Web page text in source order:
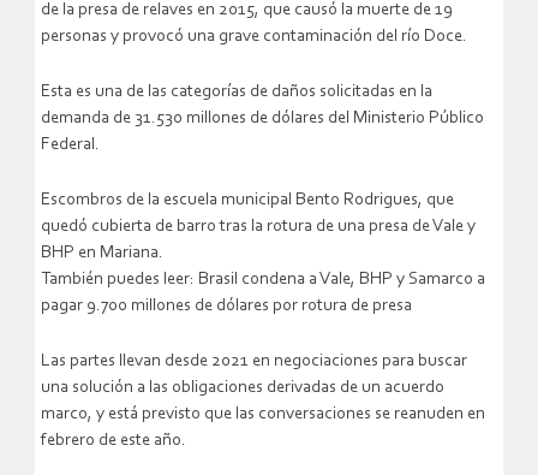
de la presa de relaves en 2015, que causó la muerte de 19
personas y provocó una grave contaminación del río Doce.
Esta es una de las categorías de daños solicitadas en la
demanda de 31.530 millones de dólares del Ministerio Público
Federal.
Escombros de la escuela municipal Bento Rodrigues, que
quedó cubierta de barro tras la rotura de una presa de Vale y
BHP en Mariana.
También puedes leer: Brasil condena a Vale, BHP y Samarco a
pagar 9.700 millones de dólares por rotura de presa
Las partes llevan desde 2021 en negociaciones para buscar
una solución a las obligaciones derivadas de un acuerdo
marco, y está previsto que las conversaciones se reanuden en
febrero de este año.